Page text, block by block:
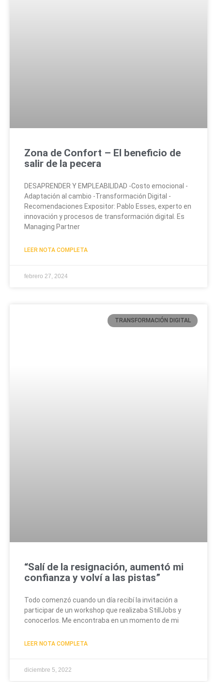
Zona de Confort – El beneficio de
salir de la pecera
DESAPRENDER Y EMPLEABILIDAD -Costo emocional -
Adaptación al cambio -Transformación Digital -
Recomendaciones Expositor: Pablo Esses, experto en
innovación y procesos de transformación digital. Es
Managing Partner
LEER NOTA COMPLETA
febrero 27, 2024
TRANSFORMACIÓN DIGITAL
“Salí de la resignación, aumentó mi
confianza y volví a las pistas”
Todo comenzó cuando un día recibí la invitación a
participar de un workshop que realizaba StillJobs y
conocerlos. Me encontraba en un momento de mi
LEER NOTA COMPLETA
diciembre 5, 2022